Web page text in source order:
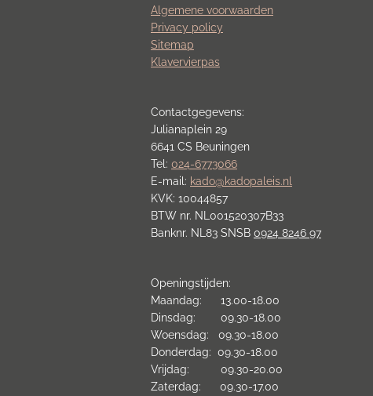
Algemene voorwaarden
Privacy policy
Sitemap
Klavervierpas
Contactgegevens:
Julianaplein 29
6641 CS Beuningen
Tel: 024-6773066
E-mail: kado@kadopaleis.nl
KVK: 10044857
BTW nr. NL001520307B33
Banknr. NL83 SNSB 0924 8246 97
Openingstijden:
Maandag: 13.00-18.00
Dinsdag: 09.30-18.00
Woensdag: 09.30-18.00
Donderdag: 09.30-18.00
Vrijdag: 09.30-20.00
Zaterdag: 09.30-17.00